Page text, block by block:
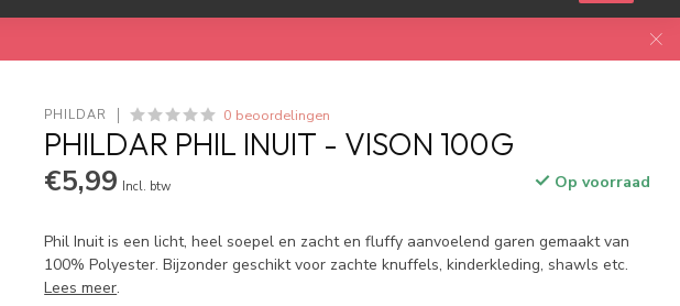
PHILDAR 0 beoordelingen
PHILDAR PHIL INUIT - VISON 100G
€5,99 Incl. btw Op voorraad
Phil Inuit is een licht, heel soepel en zacht en fluffy aanvoelend garen gemaakt van
100% Polyester. Bijzonder geschikt voor zachte knuffels, kinderkleding, shawls etc.
Lees meer.